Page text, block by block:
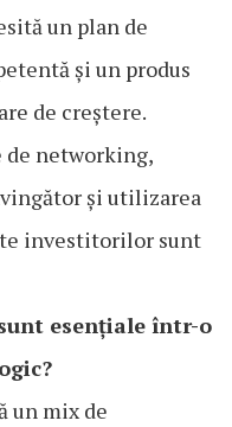
un plan de
și un produs
de creștere.
networking,
și utilizarea
investitorilor sunt
esențiale într-o
un mix de